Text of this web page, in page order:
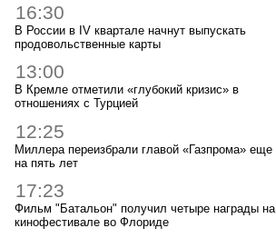
16:30
В России в IV квартале начнут выпускать
продовольственные карты
13:00
В Кремле отметили «глубокий кризис» в
отношениях с Турцией
12:25
Миллера переизбрали главой «Газпрома» еще
на пять лет
17:23
Фильм "Батальон" получил четыре награды на
кинофестивале во Флориде